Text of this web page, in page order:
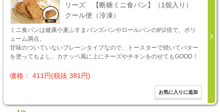
リーズ 【断糖ミニ食パン】（1個入り）
クール便（冷凍）
ミニ食パンは健康小麦ふすまバンズパンやロールパンの約2倍で、ボリ
ューム満点。
甘味のついていないプレーンタイプなので、トースターで焼いてバター
を塗ってもよし、カナッペ風に上にチーズやチキンをのせてもGOOD！
価格： 411円(税抜 381円)